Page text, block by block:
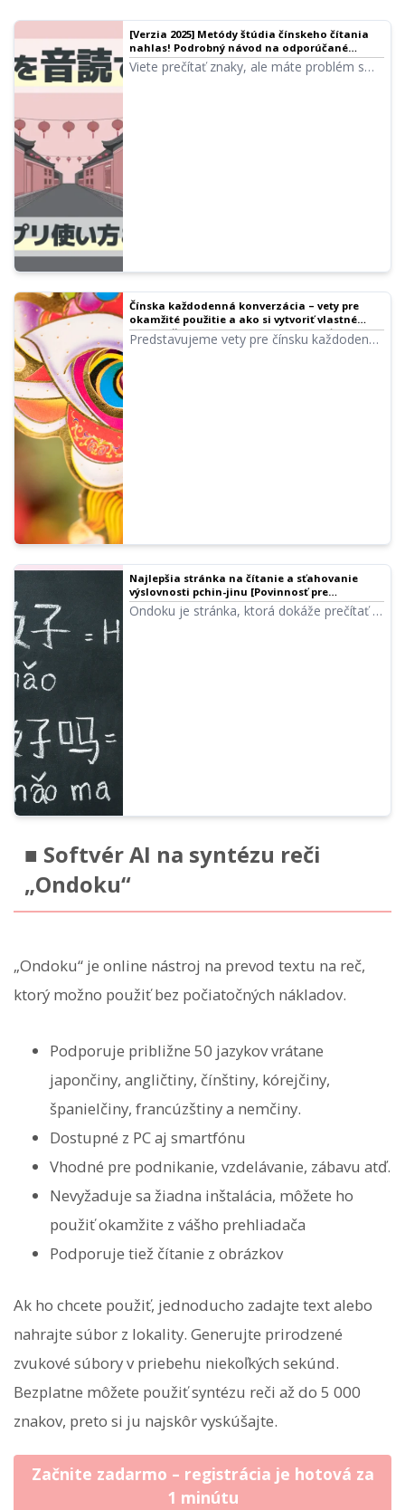
[Verzia 2025] Metódy štúdia čínskeho čítania
nahlas! Podrobný návod na odporúčané
stránky, aplikácie a vzorové texty | Softvér na
čítanie textu Ondoku
Viete prečítať znaky, ale máte problém s
Čínska každodenná konverzácia – vety pre
okamžité použitie a ako si vytvoriť vlastné
audio učebné materiály [s výslovnosťou] |
Softvér na čítanie textu Ondoku
Predstavujeme vety pre čínsku každodennú
Najlepšia stránka na čítanie a sťahovanie
výslovnosti pchin-jinu [Povinnosť pre
študentov čínštiny] | Softvér na čítanie textu
Ondoku
Ondoku je stránka, ktorá dokáže prečítať a
■ Softvér AI na syntézu reči
„Ondoku“
„Ondoku“ je online nástroj na prevod textu na reč,
ktorý možno použiť bez počiatočných nákladov.
Podporuje približne 50 jazykov vrátane
japončiny, angličtiny, čínštiny, kórejčiny,
španielčiny, francúzštiny a nemčiny.
Dostupné z PC aj smartfónu
Vhodné pre podnikanie, vzdelávanie, zábavu atď.
Nevyžaduje sa žiadna inštalácia, môžete ho
použiť okamžite z vášho prehliadača
Podporuje tiež čítanie z obrázkov
Ak ho chcete použiť, jednoducho zadajte text alebo
nahrajte súbor z lokality. Generujte prirodzené
zvukové súbory v priebehu niekoľkých sekúnd.
Bezplatne môžete použiť syntézu reči až do 5 000
znakov, preto si ju najskôr vyskúšajte.
Začnite zadarmo – registrácia je hotová za
1 minútu